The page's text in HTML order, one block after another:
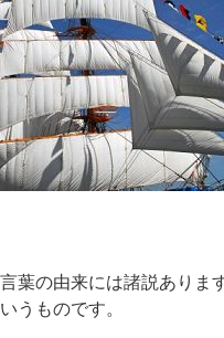
葉の由来には諸説ありま
うものです。